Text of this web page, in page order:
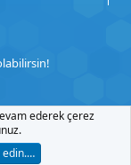
R
ederek çerez
edin.…